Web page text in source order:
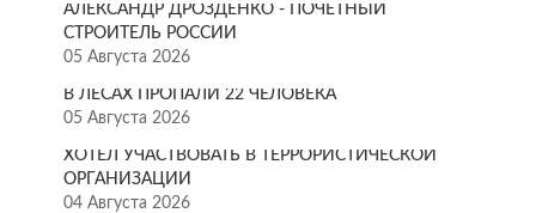
АЛЕКСАНДР ДРОЗДЕНКО - ПОЧЁТНЫЙ
СТРОИТЕЛЬ РОССИИ
05 Августа 2026
В ЛЕСАХ ПРОПАЛИ 22 ЧЕЛОВЕКА
05 Августа 2026
ХОТЕЛ УЧАСТВОВАТЬ В ТЕРРОРИСТИЧЕСКОЙ
ОРГАНИЗАЦИИ
04 Августа 2026